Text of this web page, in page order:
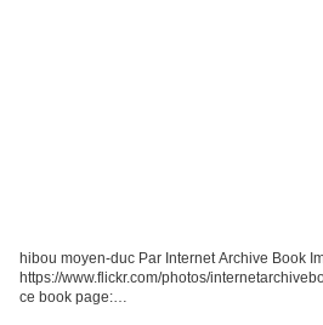
hibou moyen-duc Par Internet Archive Book
https://www.flickr.com/photos/
ce book page: